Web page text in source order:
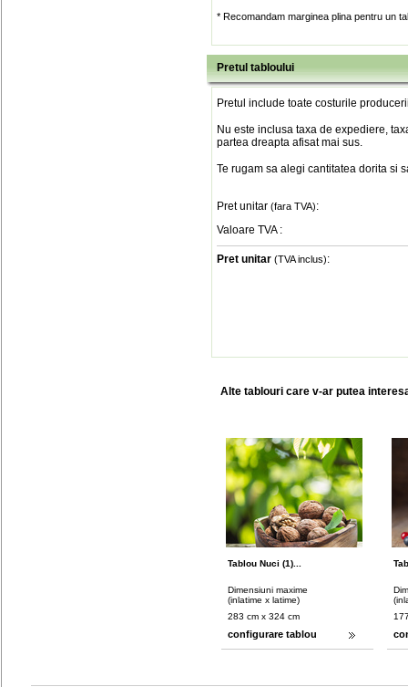
* Recomandam marginea plina pentru un
Pretul tabloului
Pretul include toate costurile
Nu este inclusa taxa de expediere,
partea dreapta afisat mai sus.
Te rugam sa alegi cantitatea dorita si
Pret unitar (fara TVA):
Valoare TVA :
Pret unitar (TVA inclus):
Alte tablouri care v-ar putea
Tablou Nuci (1)...
Dimensiuni maxime
(inlatime x latime)
283 cm x 324 cm
configurare tablou